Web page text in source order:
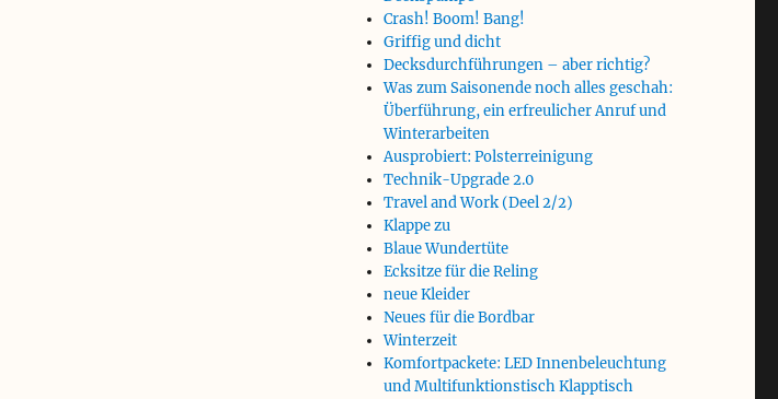
Crash! Boom! Bang!
Griffig und dicht
Decksdurchführungen – aber richtig?
Was zum Saisonende noch alles geschah:
Überführung, ein erfreulicher Anruf und
Winterarbeiten
Ausprobiert: Polsterreinigung
Technik-Upgrade 2.0
Travel and Work (Deel 2/2)
Klappe zu
Blaue Wundertüte
Ecksitze für die Reling
neue Kleider
Neues für die Bordbar
Winterzeit
Komfortpackete: LED Innenbeleuchtung
und Multifunktionstisch Klapptisch